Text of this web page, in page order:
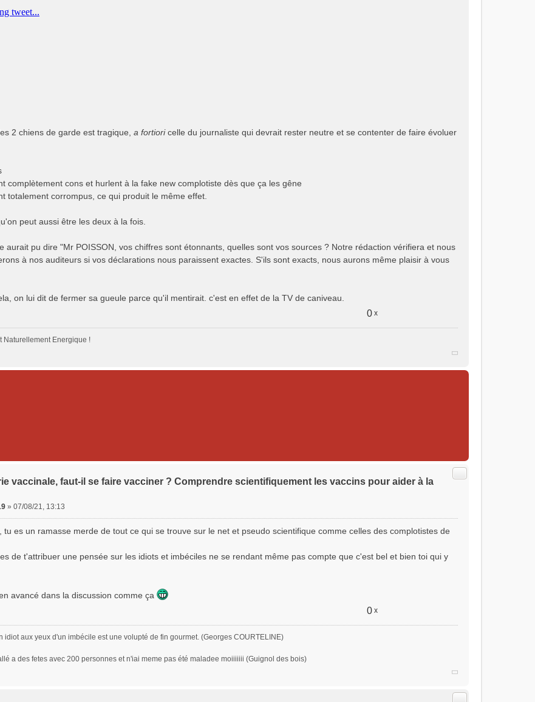
2 chiens de garde est tragique, a fortioricelle du journaliste qui devrait rester neutre et se contenter de faire évoluer
complètement cons et hurlent à la fake new complotiste dès que ça les gêne
totalement corrompus, ce qui produit le même effet.
peut aussi être les deux à la fois.
aurait pu dire "Mr POISSON, vos chiffres sont étonnants, quelles sont vos sources ? Notre rédaction vérifiera et nous
à nos auditeurs si vos déclarations nous paraissent exactes. S'ils sont exacts, nous aurons même plaisir à vous
on lui dit de fermer sa gueule parce qu'il mentirait. c'est en effet de la TV de caniveau.
0 x
Naturellement Energique !
vaccinale, faut-il se faire vacciner ? Comprendre scientifiquement les vaccins pour aider à la
Citer
» 07/08/21, 13:13
tu es un ramasse merde de tout ce qui se trouve sur le net et pseudo scientifique comme celles des complotistes de
de t'attribuer une pensée sur les idiots et imbéciles ne se rendant même pas compte que c'est bel et bien toi qui y
avancé dans la discussion comme ça
0 x
idiot aux yeux d'un imbécile est une volupté de fin gourmet. (Georges COURTELINE)
a des fetes avec 200 personnes et n'iai meme pas été maladee moiiiiiii (Guignol des bois)
Citer